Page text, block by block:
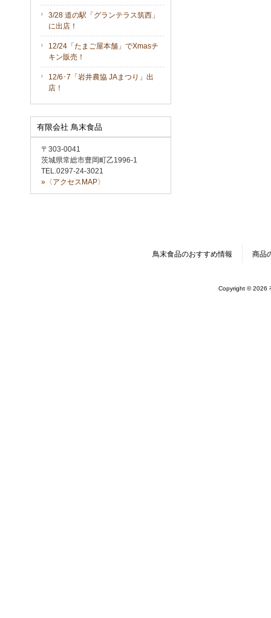
3/28 道の駅「グランテラス筑西」
に出店！
12/24「たまご屋本舗」でXmasチ
キン販売！
12/6･7「岩井農協 JAまつり」出
店！
有限会社 鳥末食品
〒303-0041
茨城県常総市豊岡町乙1996-1
TEL.0297-24-3021
»〈アクセスMAP〉
鳥末食品のおすすめ情報 商品
Copyright © 2026